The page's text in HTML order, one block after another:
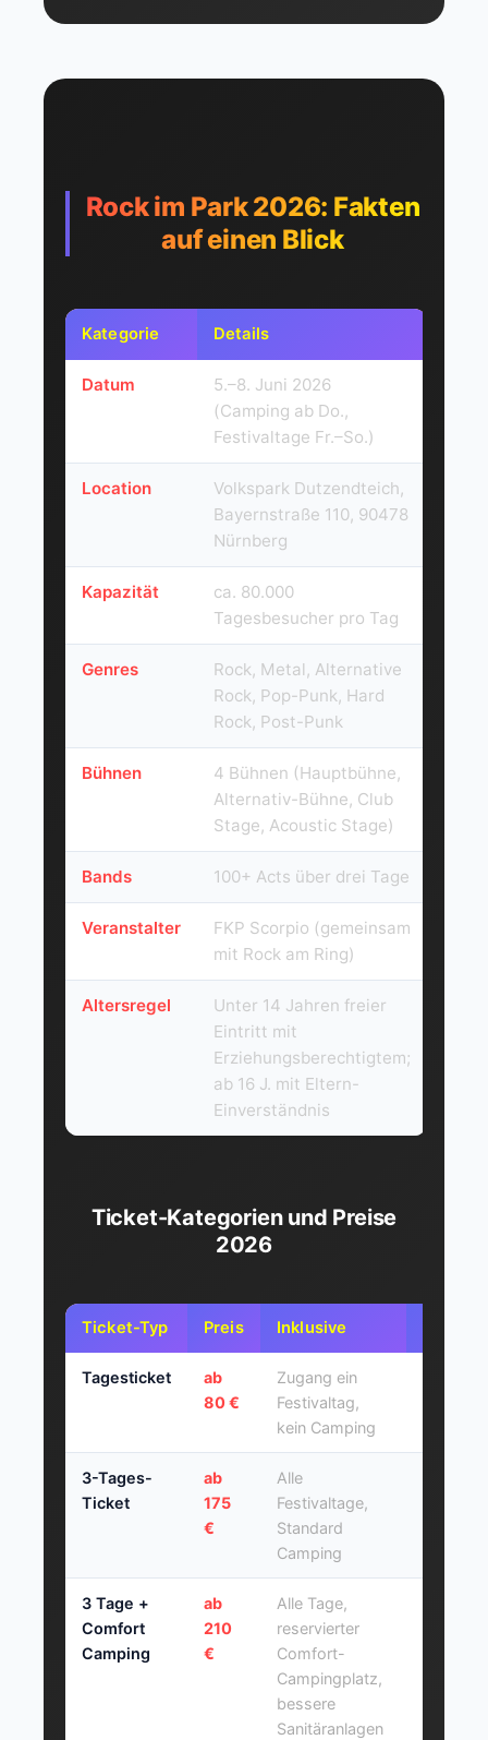
Rock im Park 2026: Fakten
auf einen Blick
Kategorie Details
Datum
5.–8. Juni 2026
(Camping ab Do.,
Festivaltage Fr.–So.)
Location
Volkspark Dutzendteich,
Bayernstraße 110, 90478
Nürnberg
Kapazität
ca. 80.000
Tagesbesucher pro Tag
Genres
Rock, Metal, Alternative
Rock, Pop-Punk, Hard
Rock, Post-Punk
Bühnen
4 Bühnen (Hauptbühne,
Alternativ-Bühne, Club
Stage, Acoustic Stage)
Bands 100+ Acts über drei Tage
Veranstalter
FKP Scorpio (gemeinsam
mit Rock am Ring)
Altersregel
Unter 14 Jahren freier
Eintritt mit
Erziehungsberechtigtem;
ab 16 J. mit Eltern-
Einverständnis
Ticket-Kategorien und Preise
2026
Ticket-Typ Preis Inklusive
Tagesticket
ab
80 €
Zugang ein
Festivaltag,
kein Camping
3-Tages-
Ticket
ab
175
€
Alle
Festivaltage,
Standard
Camping
3 Tage +
Comfort
Camping
ab
210
€
Alle Tage,
reservierter
Comfort-
Campingplatz,
bessere
Sanitäranlagen